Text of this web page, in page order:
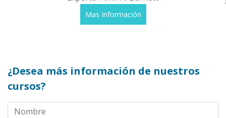
Mas Información
¿Desea más información de nuestros
cursos?